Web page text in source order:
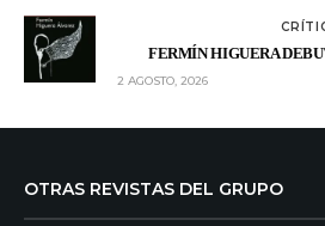
FERMÍN HIGUERA
2 AGOSTO, 2026
OTRAS REVISTAS DEL GRUPO